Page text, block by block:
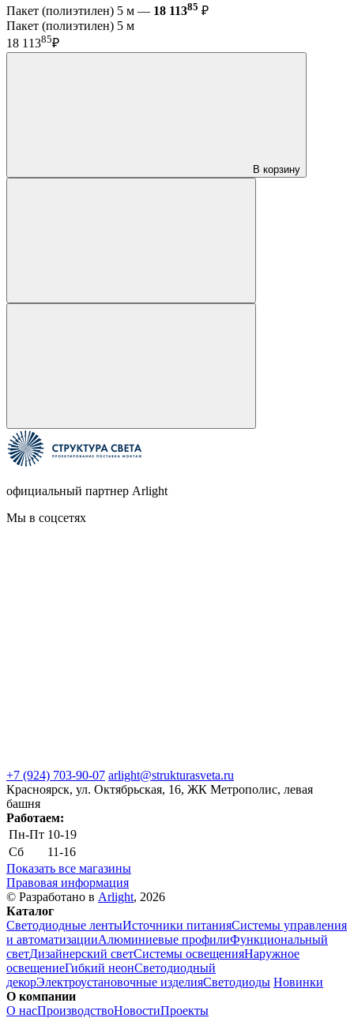
Пакет (полиэтилен) 5 м — 18 11385 ₽
Пакет (полиэтилен) 5 м
18 11385₽
В корзину
официальный партнер Arlight
Мы в соцсетях
+7 (924) 703-90-07 arlight@strukturasveta.ru
Красноярск, ул. Октябрьская, 16, ЖК Метрополис, левая
башня
Работаем:
Пн-Пт 10-19
Сб
11-16
Показать все магазины
Правовая информация
© Разработано в Arlight, 2026
Каталог
Светодиодные лентыИсточники питанияСистемы управления
и автоматизацииАлюминиевые профилиФункциональный
светДизайнерский светСистемы освещенияНаружное
освещениеГибкий неонСветодиодный
декорЭлектроустановочные изделияСветодиоды Новинки
О компании
О насПроизводствоНовостиПроекты